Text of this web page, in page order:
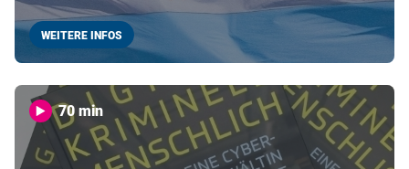
WEITERE INFOS
70 min